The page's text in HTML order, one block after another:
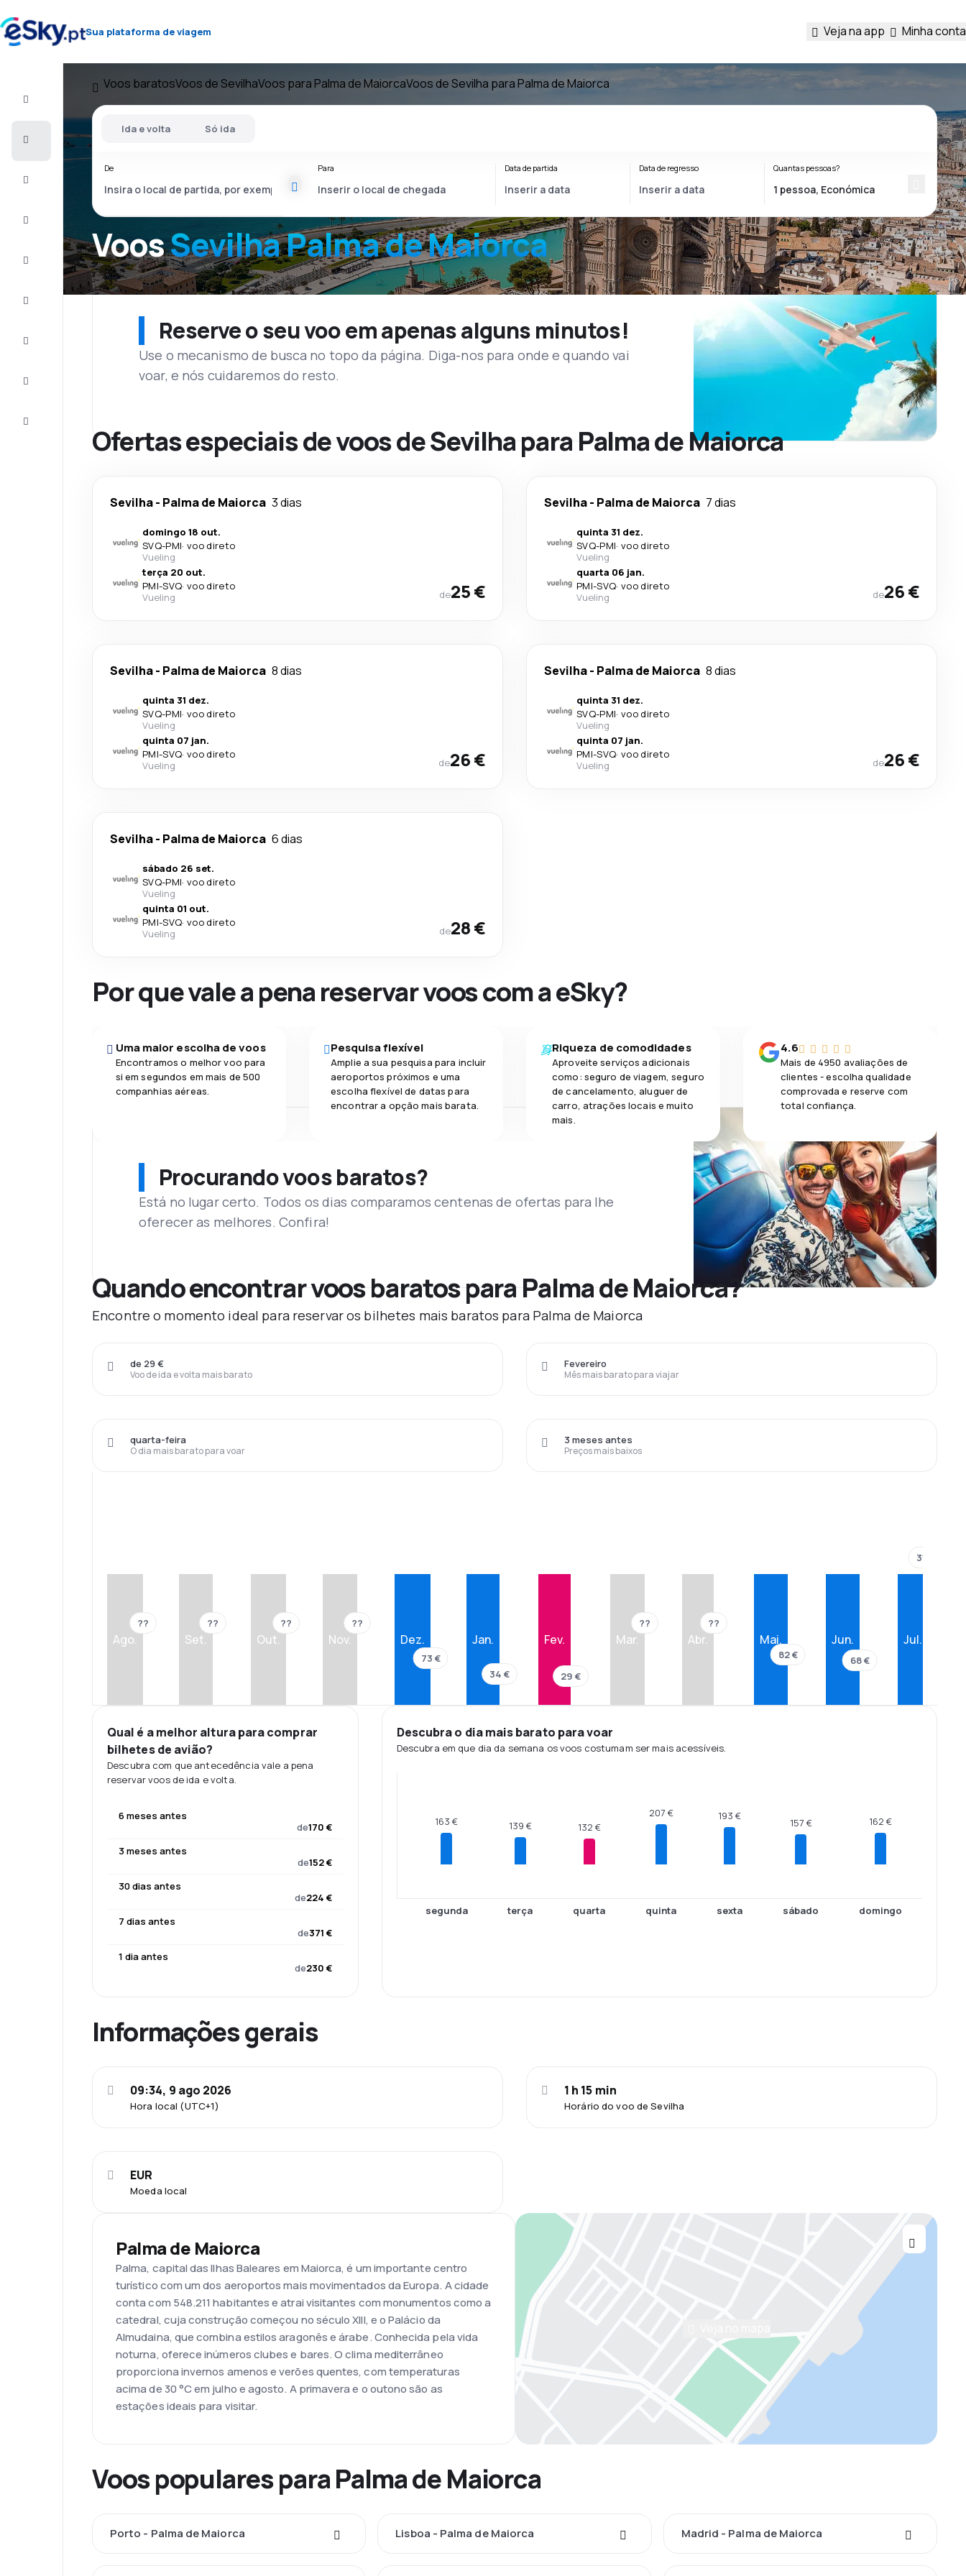
Sua plataforma de viagem Veja na app Minha conta
baratos
Alojamentos
Voos baratosVoos de SevilhaVoos para Palma de MaiorcaVoos de Sevilha para Palma de Maiorca
VoosSevilha Palma de Maiorca
Ida e volta Só ida
De Para Data de partida Data de regresso Quantas pessoas?
Reserve o seu voo em apenas alguns minutos!
Use o mecanismo de busca no topo da página. Diga-nos para onde e quando vai
voar, e nós cuidaremos do resto.
Ofertas especiais de voos de Sevilha para Palma de Maiorca
Sevilha- Palma de Maiorca 3 dias
domingo 18 out.
SVQ-PMI· voo direto
Vueling
terça 20 out.
PMI-SVQ· voo direto
Vueling
de25 €
Sevilha- Palma de Maiorca 7 dias
quinta 31 dez.
SVQ-PMI· voo direto
Vueling
quarta 06 jan.
PMI-SVQ· voo direto
Vueling
de26 €
Sevilha- Palma de Maiorca 8 dias
quinta 31 dez.
SVQ-PMI· voo direto
Vueling
quinta 07 jan.
PMI-SVQ· voo direto
Vueling
de26 €
Sevilha- Palma de Maiorca 8 dias
quinta 31 dez.
SVQ-PMI· voo direto
Vueling
quinta 07 jan.
PMI-SVQ· voo direto
Vueling
de26 €
Sevilha- Palma de Maiorca 6 dias
sábado 26 set.
SVQ-PMI· voo direto
Vueling
quinta 01 out.
PMI-SVQ· voo direto
Vueling
de28 €
Por que vale a pena reservar voos com a eSky?
Uma maior escolha de voos
Encontramos o melhor voo para
si em segundos em mais de 500
companhias aéreas.
Pesquisa flexível
Amplie a sua pesquisa para incluir
aeroportos próximos e uma
escolha flexível de datas para
encontrar a opção mais barata.
Riqueza de comodidades
Aproveite serviços adicionais
como: seguro de viagem, seguro
de cancelamento, aluguer de
carro, atrações locais e muito
mais.
4.6
Mais de 4950 avaliações de
clientes - escolha qualidade
comprovada e reserve com
total confiança.
Procurando voos baratos?
Está no lugar certo. Todos os dias comparamos centenas de ofertas para lhe
oferecer as melhores. Confira!
Quando encontrar voos baratos para Palma de Maiorca?
Encontre o momento ideal para reservar os bilhetes mais baratos para Palma de Maiorca
Voo de ida e volta mais barato
de 29 €
Mês mais barato para viajar
Fevereiro
O dia mais barato para voar
quarta-feira
Preços mais baixos
3 meses antes
Ago.
??
Set.
??
Out.
??
Nov.
??
Dez.
73 €
Jan.
34 €
Fev.
29 €
Mar.
??
Abr.
??
Mai.
82 €
Jun.
68 €
Jul.
319 €
Qual é a melhor altura para comprar
bilhetes de avião?
Descubra com que antecedência vale a pena
reservar voos de ida e volta.
6 meses antes
de170 €
3 meses antes
de152 €
30 dias antes
de224 €
7 dias antes
de371 €
1 dia antes
de230 €
Descubra o dia mais barato para voar
Descubra em que dia da semana os voos costumam ser mais acessíveis.
163 €
segunda
139 €
terça
132 €
quarta
207 €
quinta
193 €
sexta
157 €
sábado
162 €
domingo
Informações gerais
Hora local (UTC+1)
09:34, 9 ago 2026
Horário do voo de Sevilha
1 h 15 min
Moeda local
EUR
Palma de Maiorca
Palma, capital das Ilhas Baleares em Maiorca, é um importante centro
turístico com um dos aeroportos mais movimentados da Europa. A cidade
conta com 548.211 habitantes e atrai visitantes com monumentos como a
catedral, cuja construção começou no século XIII, e o Palácio da
Almudaina, que combina estilos aragonês e árabe. Conhecida pela vida
noturna, oferece inúmeros clubes e bares. O clima mediterrâneo
proporciona invernos amenos e verões quentes, com temperaturas
acima de 30 °C em julho e agosto. A primavera e o outono são as
estações ideais para visitar.
Voos populares para Palma de Maiorca
Porto - Palma de Maiorca Lisboa - Palma de Maiorca Madrid - Palma de Maiorca